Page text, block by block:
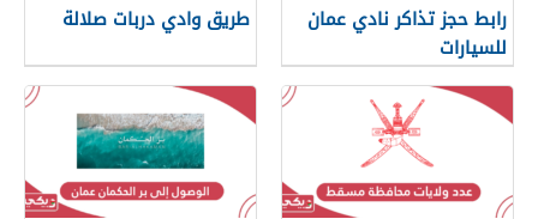
رابط حجز تذاكر نادي عمان
للسيارات
طريق وادي دربات صلالة